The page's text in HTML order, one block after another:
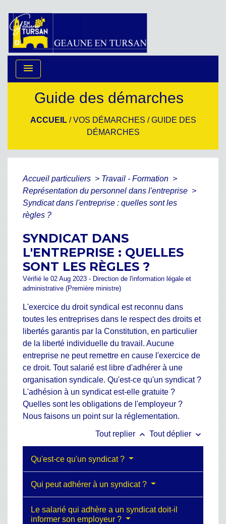
menu
Guide des démarches
ACCUEIL/VOS DÉMARCHES /GUIDE DES
DÉMARCHES
Accueil particuliers > Travail - Formation >
Représentation du personnel dans l'entreprise >
Syndicat dans l'entreprise : quelles sont les
règles ?
SYNDICAT DANS
L'ENTREPRISE : QUELLES
SONT LES RÈGLES ?
Vérifié le 02 Aug 2023 - Direction de l'information légale et
administrative (Première ministre)
L'exercice du droit syndical est reconnu dans
toutes les entreprises dans le respect des droits et
libertés garantis par la Constitution, en particulier
de la liberté individuelle du travail. Aucune
entreprise ne peut remettre en cause l'exercice de
ce droit. Tout salarié est libre d'adhérer à une
organisation syndicale. Qu'est-ce qu'un syndicat ?
L'adhésion à un syndicat est-elle gratuite ?
Quelles sont les obligations de l'employeur ?
Nous faisons un point sur la réglementation.
Tout replier keyboard_arrow_up Tout déplier keyboard_arrow_down
Qu'est-ce qu'un syndicat ?
Qui peut adhérer à un syndicat ?
Le salarié qui adhère a un syndicat doit-il
informer son employeur ?